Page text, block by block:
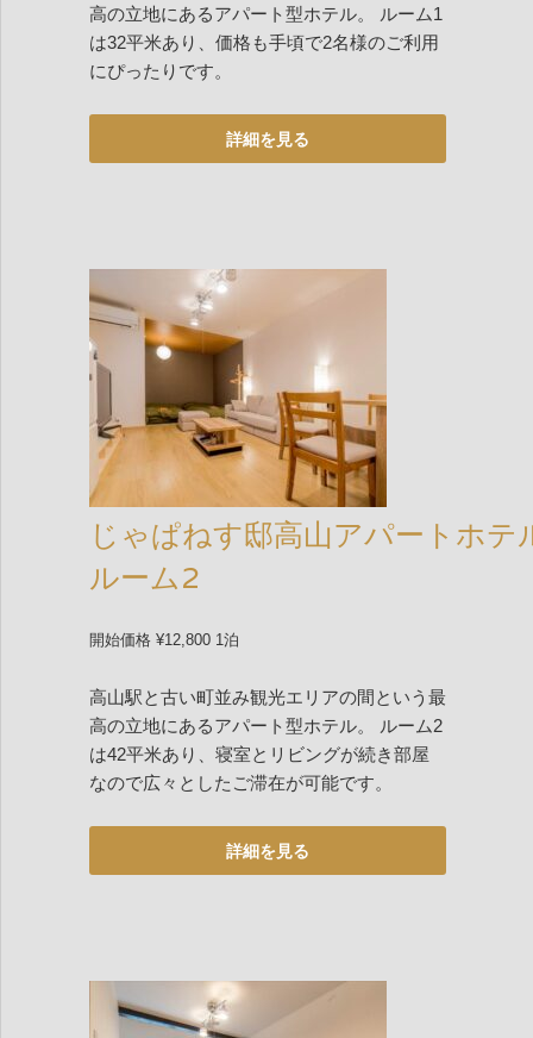
高の立地にあるアパート型ホテル。 ルーム1
は32平米あり、価格も手頃で2名様のご利用
にぴったりです。
じゃぱねす邸高山アパートホテ
ルーム2
開始価格 ¥12,800 1泊
高山駅と古い町並み観光エリアの間という最
高の立地にあるアパート型ホテル。 ルーム2
は42平米あり、寝室とリビングが続き部屋
なので広々としたご滞在が可能です。